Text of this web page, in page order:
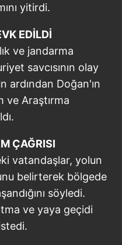
yitirdi.
EDİLDİ
ve jandarma
savcısının olay
ardından Doğan'ın
ve Araştırma
ÇAĞRISI
vatandaşlar, yolun
belirterek bölgede
söyledi.
ve yaya geçidi